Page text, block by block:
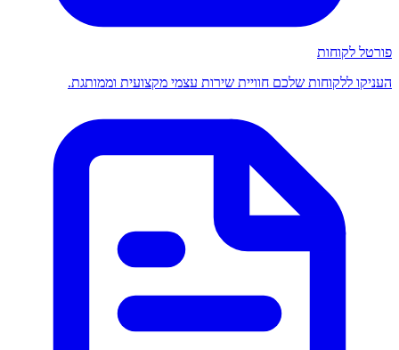
פורטל לקוחות
העניקו ללקוחות שלכם חוויית שירות עצמי מקצועית וממותגת.